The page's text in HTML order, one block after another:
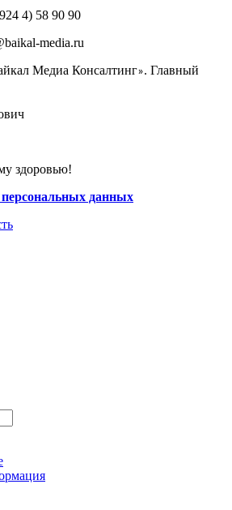
4) 58 90 90
media.ru
Медиа Консалтинг». Главный
здоровью!
данных